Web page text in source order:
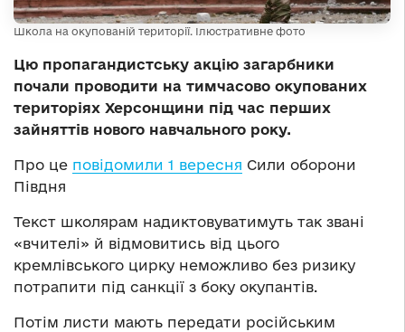
Школа на окупованій території. Ілюстративне фото
Цю пропагандистську акцію загарбники
почали проводити на тимчасово окупованих
територіях Херсонщини під час перших
зайняттів нового навчального року.
Про це повідомили 1 вересня Сили оборони
Півдня
Текст школярам надиктовуватимуть так звані
«вчителі» й відмовитись від цього
кремлівського цирку неможливо без ризику
потрапити під санкції з боку окупантів.
Потім листи мають передати російським